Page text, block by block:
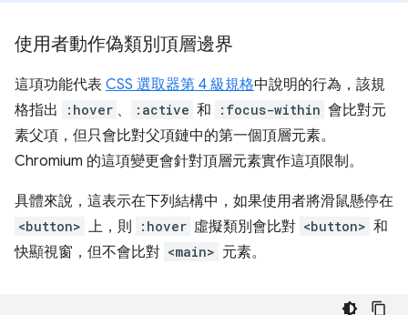
使用者動作偽類別頂層邊界
這項功能代表 CSS 選取器第 4 級規格中說明的行為，該規
格指出
:hover 、 :active 和 :focus-within 會比對元
素父項，但只會比對父項鏈中的第一個頂層元素。
Chromium 的這項變更會針對頂層元素實作這項限制。
具體來說，這表示在下列結構中，如果使用者將滑鼠懸停在
<button> 上，則 :hover 虛擬類別會比對 <button> 和
快顯視窗，但不會比對 <main> 元素。